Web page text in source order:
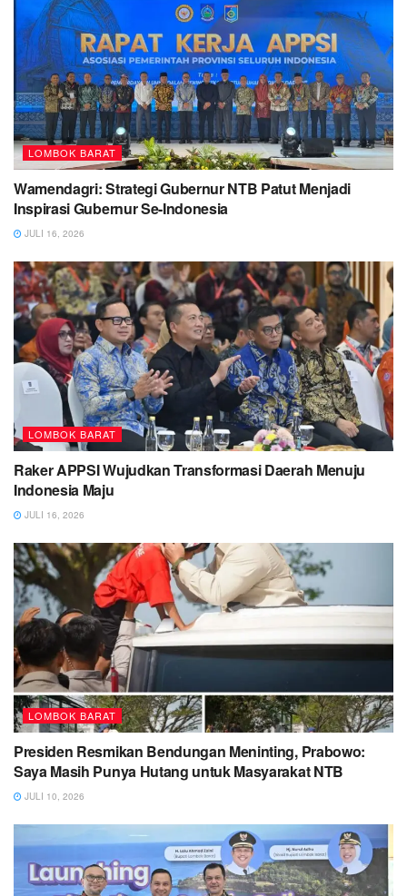
LOMBOK BARAT
Wamendagri: Strategi Gubernur NTB Patut Menjadi
Inspirasi Gubernur Se-Indonesia
JULI 16, 2026
LOMBOK BARAT
Raker APPSI Wujudkan Transformasi Daerah Menuju
Indonesia Maju
JULI 16, 2026
LOMBOK BARAT
Presiden Resmikan Bendungan Meninting, Prabowo:
Saya Masih Punya Hutang untuk Masyarakat NTB
JULI 10, 2026